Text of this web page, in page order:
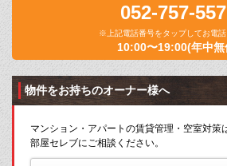
052-757-
※上記電話番号をタップしてお電
10:00〜19:00(年中無
物件をお持ちのオーナー様へ
マンション・アパートの賃貸管理・空室対策
部屋セレブにご相談ください。